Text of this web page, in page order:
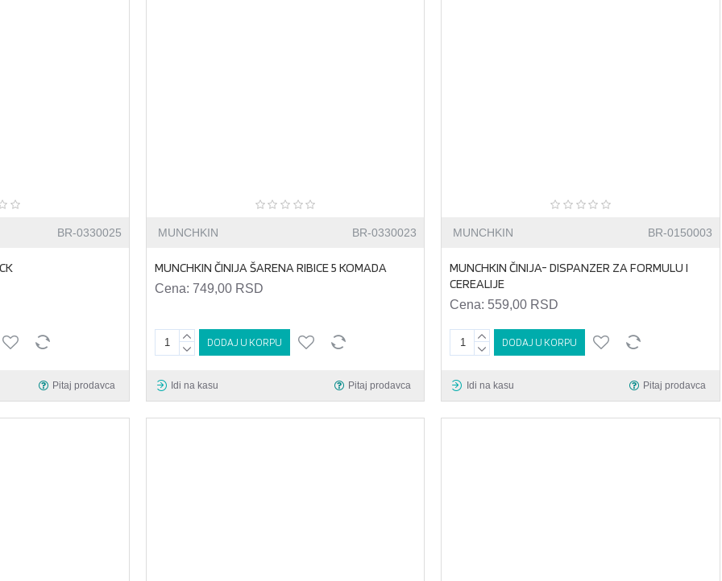
BR-0330025
Pitaj prodavca
MUNCHKIN BR-0330023
MUNCHKIN ČINIJA ŠARENA RIBICE 5 KOMADA
Cena: 749,00 RSD
DODAJ U KORPU
Idi na kasu Pitaj prodavca
MUNCHKIN BR-0150003
MUNCHKIN ČINIJA- DISPANZER ZA FORMULU I
CEREALIJE
Cena: 559,00 RSD
DODAJ U KORPU
Idi na kasu Pitaj prodavca